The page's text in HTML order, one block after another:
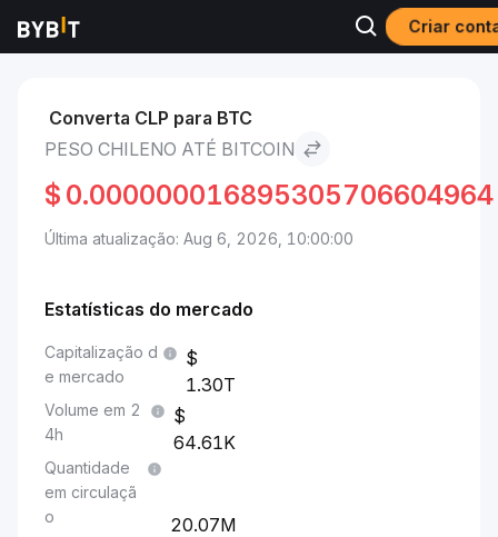
Criar
Mercados Peso chileno to Bitcoin
Converta CLP para BTC
PESO CHILENO ATÉ BITCOIN
$ 0.000000016895305706604964
Última atualização: Aug 6, 2026, 10:00:00
Estatísticas do mercado
Capitalização d
e mercado
1.30T
Volume em 2
4h
64.61K
Quantidade
em circulaçã
o
20.07M